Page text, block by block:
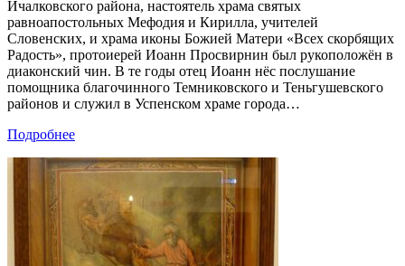
Ичалковского района, настоятель храма святых
равноапостольных Мефодия и Кирилла, учителей
Словенских, и храма иконы Божией Матери «Всех скорбящих
Радость», протоиерей Иоанн Просвирнин был рукоположён в
диаконский чин. В те годы отец Иоанн нёс послушание
помощника благочинного Темниковского и Теньгушевского
районов и служил в Успенском храме города…
Подробнее